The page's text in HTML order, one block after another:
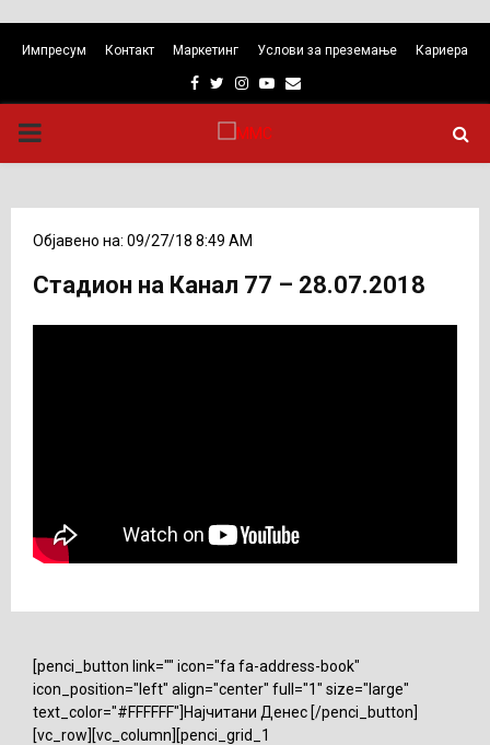
Импресум Контакт Маркетинг Услови за преземање Кариера
Facebook
TwitterInstagram
Youtube
Email
PRIMARY
Објавено на: 09/27/18 8:49 AM
Стадион на Канал 77 – 28.07.2018
[penci_button link="" icon="fa fa-address-book"
icon_position="left" align="center" full="1" size="large"
text_color="#FFFFFF"]Најчитани Денес [/penci_button]
[vc_row][vc_column][penci_grid_1